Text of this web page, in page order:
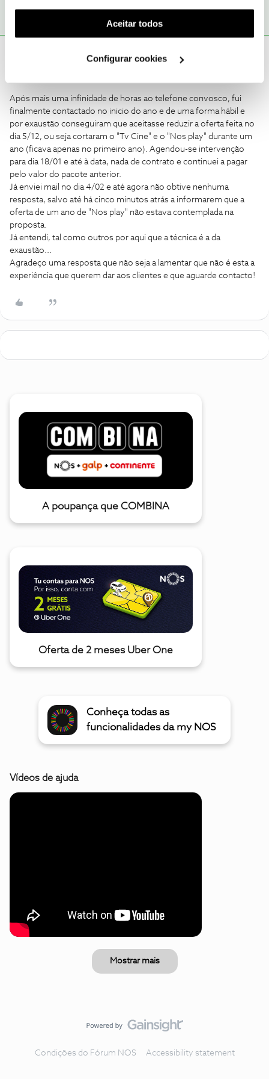
funcionalidade) e adaptar anúncios aos seus interesses
(cookies de publicidade personalizada). Pode gerir a
utilização dos cookies clicando em "Configurar
Aceitar todos
Configurar cookies
Após mais uma infinidade de horas ao telefone convosco, fui
finalmente contactado no inicio do ano e de uma forma hábil e
por exaustão conseguiram que aceitasse reduzir a oferta feita no
dia 5/12, ou seja cortaram o "Tv Cine" e o "Nos play" durante um
ano (ficava apenas no primeiro ano). Agendou-se intervenção
para dia 18/01 e até à data, nada de contrato e continuei a pagar
pelo valor do pacote anterior.
Já enviei mail no dia 4/02 e até agora não obtive nenhuma
resposta, salvo até há cinco minutos atrás a informarem que a
oferta de um ano de "Nos play" não estava contemplada na
proposta.
Já entendi, tal como outros por aqui que a técnica é a da
exaustão...
Agradeço uma resposta que não seja a lamentar que não é esta a
experiência que querem dar aos clientes e que aguarde contacto!
A poupança que COMBINA
Oferta de 2 meses Uber One
Conheça todas as
funcionalidades da my NOS
Vídeos de ajuda
Mostrar mais
Condições do Fórum NOS Accessibility statement